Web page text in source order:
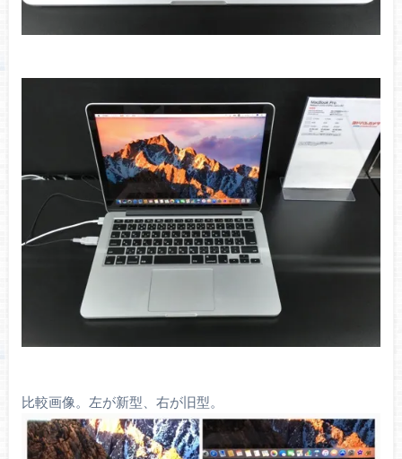
比較画像。左が新型、右が旧型。